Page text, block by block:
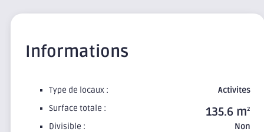
Informations
Type de locaux :
Activites
Surface totale :
135.6 m2
Divisible :
Non